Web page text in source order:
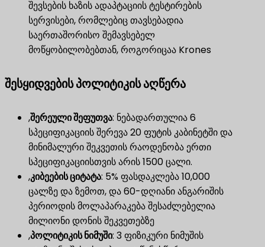
შევსების ხაზის ადაპტაციის ტესტირების
სერვისები, რომლებიც თავსებადია
საერთაშორისო შემავსებელ
მოწყობილობებთან, როგორიცაა Krones
შესყიდვების პოლიტიკის აღწერა
,შერეული შეფუთვა​: ნებადართულია 6
სპეციფიკაციის შერევა 20 ფუტის კაბინეტში და
მინიმალური შეკვეთის რაოდენობა ერთი
სპეციფიკაციისთვის არის 1500 ცალი.
,კიბეების ციტატა​: 5% ფასდაკლება 10,000
ცალზე და ზემოთ, და 60-დღიანი ანგარიშის
პერიოდის მოლაპარაკება შესაძლებელია
მილიონი დონის შეკვეთებზე
,პოლიტიკის ნიმუში​: 3 ფიზიკური ნიმუშის